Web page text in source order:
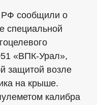
РФ сообщили о
специальной
«ВПК-Урал»,
защитой возле
на крыше.
калибра